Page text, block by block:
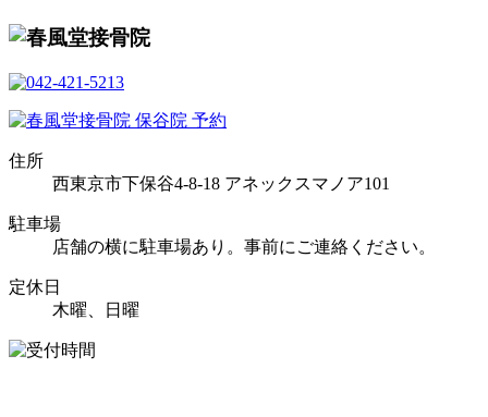
住所
西東京市下保谷4-8-18 アネックスマノア101
駐車場
店舗の横に駐車場あり。事前にご連絡ください。
定休日
木曜、日曜